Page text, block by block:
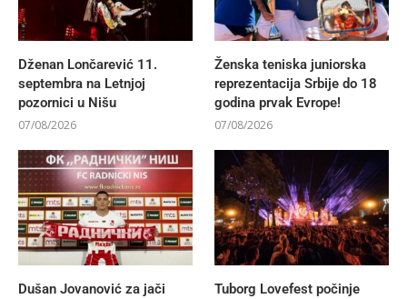
Dženan Lončarević 11.
septembra na Letnjoj
pozornici u Nišu
07/08/2026
Ženska teniska juniorska
reprezentacija Srbije do 18
godina prvak Evrope!
07/08/2026
Dušan Jovanović za jači
Tuborg Lovefest počinje